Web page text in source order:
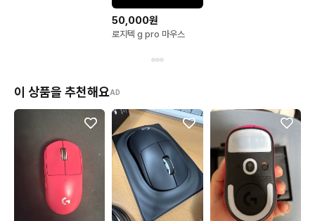
50,000원
로지텍 g pro 마우스
이 상품을 추천해요AD